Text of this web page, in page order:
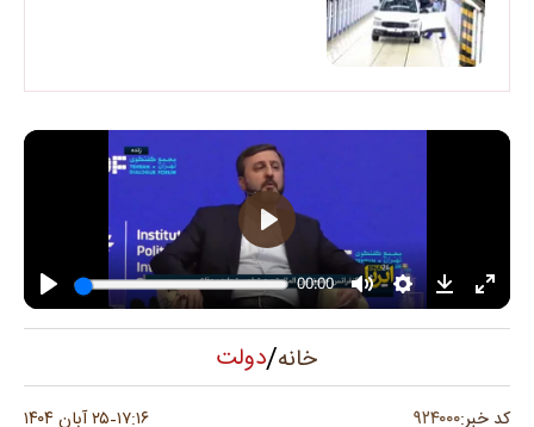
خانه/دولت
کد خبر:۹۲۴۰۰۰ ۱۷:۱۶ ۲۵ آبان ۱۴۰۴